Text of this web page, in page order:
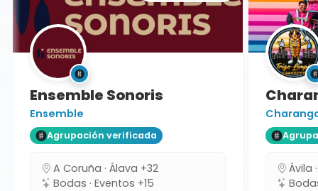
Ensemble Sonoris
Ensemble
Agrupación verificada
A Coruña · Álava +32
Bodas · Eventos +15
Ávila ·
Bodas